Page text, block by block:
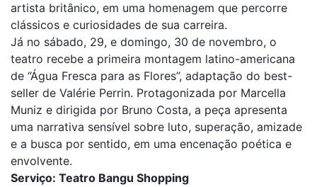
artista britânico, em uma homenagem que percorre
clássicos e curiosidades de sua carreira.
Já no sábado, 29, e domingo, 30 de novembro, o
teatro recebe a primeira montagem latino-americana
de “Água Fresca para as Flores”, adaptação do best-
seller de Valérie Perrin. Protagonizada por Marcella
Muniz e dirigida por Bruno Costa, a peça apresenta
uma narrativa sensível sobre luto, superação, amizade
e a busca por sentido, em uma encenação poética e
envolvente.
Serviço: Teatro Bangu Shopping